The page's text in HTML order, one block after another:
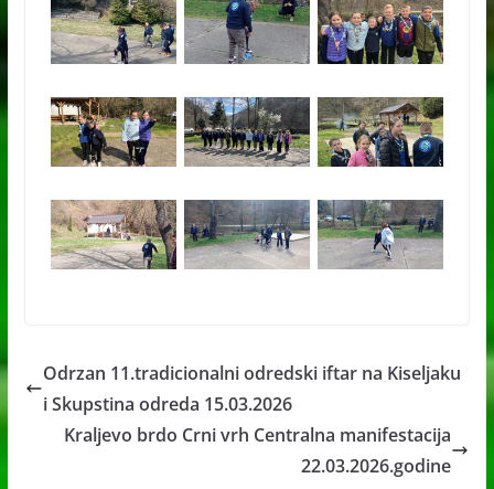
Odrzan 11.tradicionalni odredski iftar na Kiseljaku
i Skupstina odreda 15.03.2026
Kraljevo brdo Crni vrh Centralna manifestacija
22.03.2026.godine